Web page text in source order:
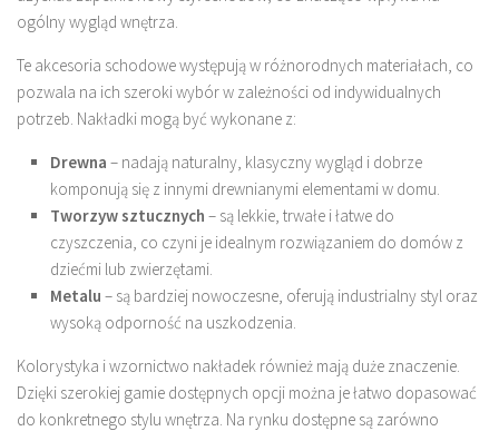
ogólny wygląd wnętrza.
Te akcesoria schodowe występują w różnorodnych materiałach, co
pozwala na ich szeroki wybór w zależności od indywidualnych
potrzeb. Nakładki mogą być wykonane z:
Drewna – nadają naturalny, klasyczny wygląd i dobrze
komponują się z innymi drewnianymi elementami w domu.
Tworzyw sztucznych – są lekkie, trwałe i łatwe do
czyszczenia, co czyni je idealnym rozwiązaniem do domów z
dziećmi lub zwierzętami.
Metalu – są bardziej nowoczesne, oferują industrialny styl oraz
wysoką odporność na uszkodzenia.
Kolorystyka i wzornictwo nakładek również mają duże znaczenie.
Dzięki szerokiej gamie dostępnych opcji można je łatwo dopasować
do konkretnego stylu wnętrza. Na rynku dostępne są zarówno